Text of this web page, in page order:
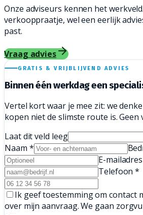
Onze adviseurs kennen het
verkooppraatje, wel een eerlijk
past.
Vraag advies
GRATIS & VRIJBLIJVEND ADVIES
Binnen één werkdag een
Vertel kort waar je mee zit: we
kopen niet de slimste route is.
Laat dit veld leeg
Naam *
E-mailadres
Telefoon *
Ik geef toestemming om contact
over mijn aanvraag. We gaan